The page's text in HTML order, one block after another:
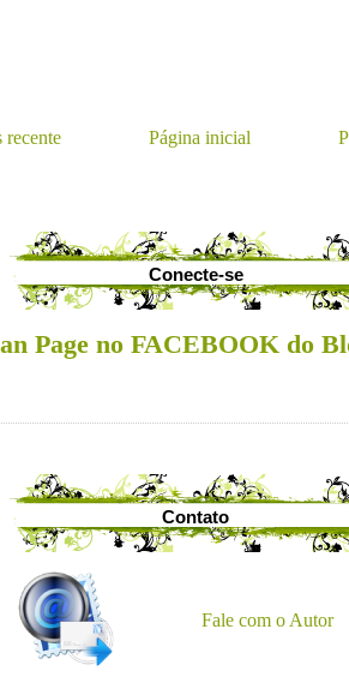
recente Página inicial
Conecte-se
Page no FACEBOOK do
Contato
Fale com o Autor